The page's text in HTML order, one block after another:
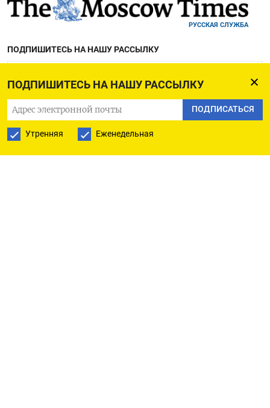
ПОДПИШИТЕСЬ НА НАШУ РАССЫЛКУ
ПОДПИСАТЬСЯ
Утренняя Еженедельная
РУССКАЯ СЛУЖБА
ПОДПИШИТЕСЬ НА НАШУ РАССЫЛКУ
Ежедневная
Еженедельная